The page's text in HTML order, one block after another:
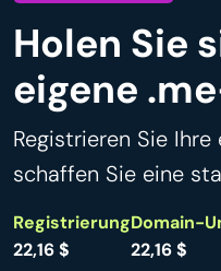
Holen Sie
eigene
Registrieren Sie
schaffen Sie eine
Registrierung
22,16 $
Domain-
22,16 $